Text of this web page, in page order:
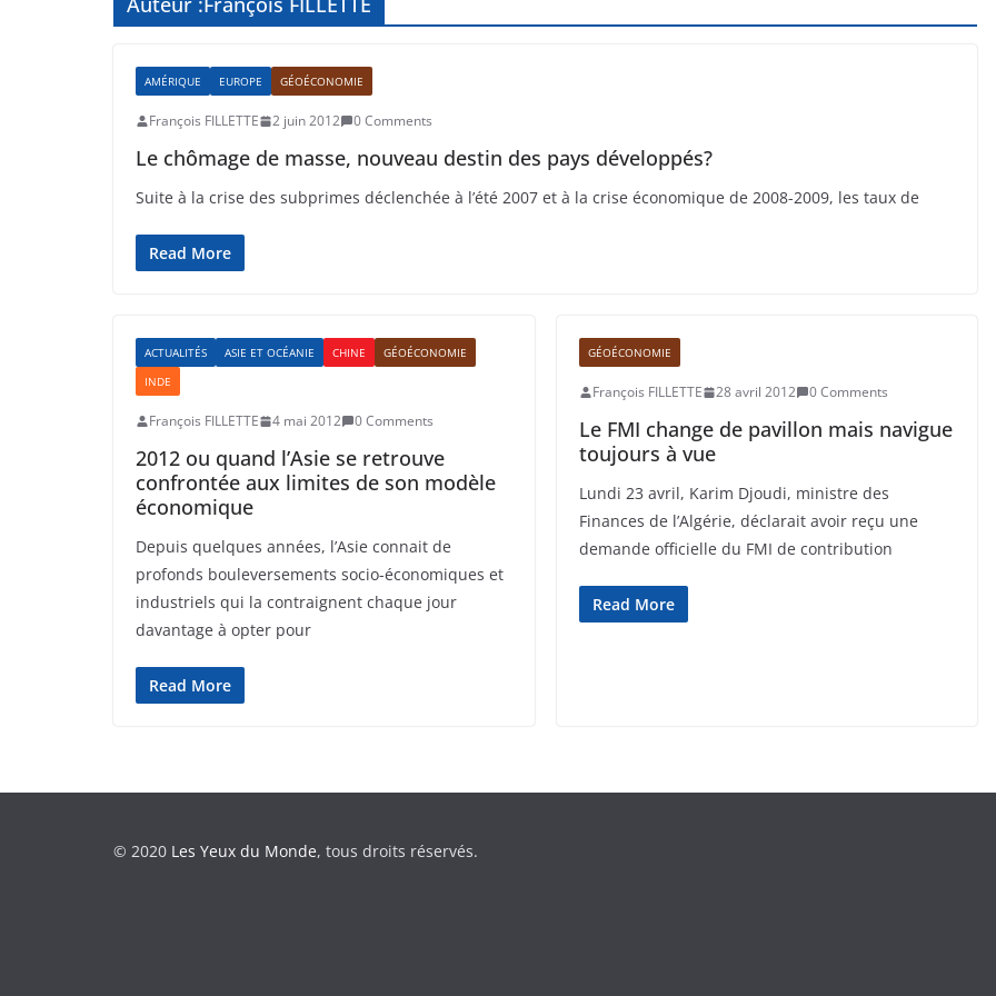
AMÉRIQUE EUROPE GÉOÉCONOMIE
François FILLETTE 2 juin 2012 0 Comments
Le chômage de masse, nouveau destin des pays développés?
Suite à la crise des subprimes déclenchée à l’été 2007 et à la crise économique de 2008-2009, les taux de
Read More
ACTUALITÉS ASIE ET OCÉANIE CHINE
GÉOÉCONOMIE
INDE
François FILLETTE 4 mai 2012 0 Comments
2012 ou quand l’Asie se retrouve
confrontée aux limites de son modèle
économique
Depuis quelques années, l’Asie connait de
profonds bouleversements socio-économiques et
industriels qui la contraignent chaque jour
davantage à opter pour
Read More
GÉOÉCONOMIE
François FILLETTE 28 avril 2012 0 Comments
Le FMI change de pavillon mais navigue
toujours à vue
Lundi 23 avril, Karim Djoudi, ministre des
Finances de l’Algérie, déclarait avoir reçu une
demande officielle du FMI de contribution
Read More
© 2020 Les Yeux du Monde, tous droits réservés.